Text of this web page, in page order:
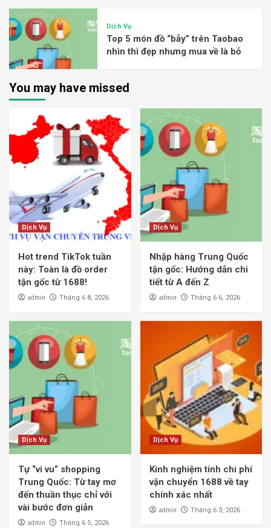
Dịch Vụ
Top 5 món đồ “bẫy” trên Taobao
nhìn thì đẹp nhưng mua về là bỏ
You may have missed
Dịch Vụ
Hot trend TikTok tuần
này: Toàn là đồ order
tận gốc từ 1688!
admin Tháng 6 8, 2026
Dịch Vụ
Nhập hàng Trung Quốc
tận gốc: Hướng dẫn chi
tiết từ A đến Z
admin Tháng 6 6, 2026
Dịch Vụ
Tự “vi vu” shopping
Trung Quốc: Từ tay mơ
đến thuần thục chỉ với
vài bước đơn giản
admin Tháng 6 5, 2026
Dịch Vụ
Kinh nghiệm tính chi phí
vận chuyển 1688 về tay
chính xác nhất
admin Tháng 6 3, 2026